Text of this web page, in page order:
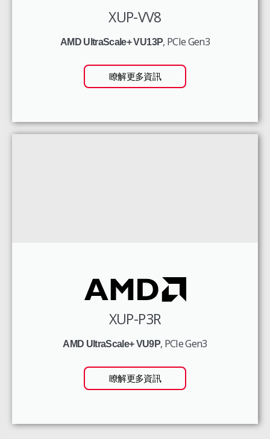
XUP-VV8
AMD UltraScale+ VU13P, PCIe Gen3
瞭解更多資訊
XUP-P3R
AMD UltraScale+ VU9P, PCIe Gen3
瞭解更多資訊